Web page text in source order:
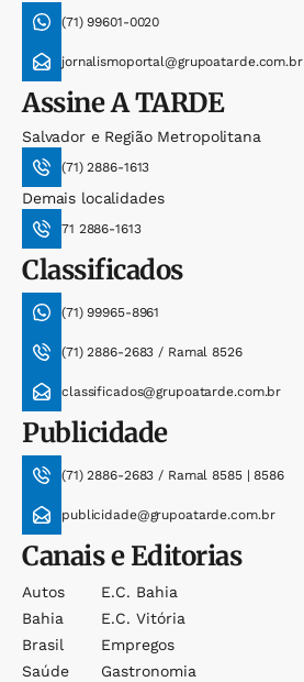
(71) 99601-0020
jornalismoportal@grupoatarde.com.br
AssineA TARDE
Salvador e Região Metropolitana
(71) 2886-1613
Demais localidades
71 2886-1613
Classificados
(71) 99965-8961
(71) 2886-2683 / Ramal 8526
classificados@grupoatarde.com.br
Publicidade
(71) 2886-2683 / Ramal 8585 | 8586
publicidade@grupoatarde.com.br
Canais e Editorias
Autos
Bahia
Brasil
Saúde
E.c. Bahia
E.c. Vitória
Empregos
Gastronomia